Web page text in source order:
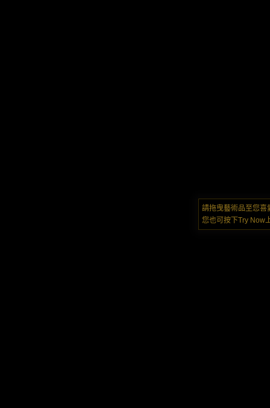
請拖曳藝術品至您喜
您也可按下Try Now